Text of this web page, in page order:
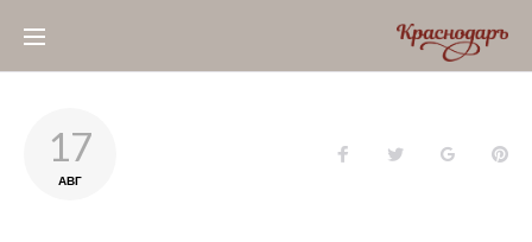
17
АВГ
FacebookTwitter Google+